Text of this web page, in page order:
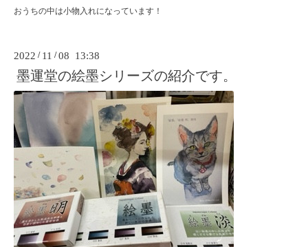
おうちの中は小物入れになっています！
2022 / 11 /08 13:38
墨運堂の絵墨シリーズの紹介です。